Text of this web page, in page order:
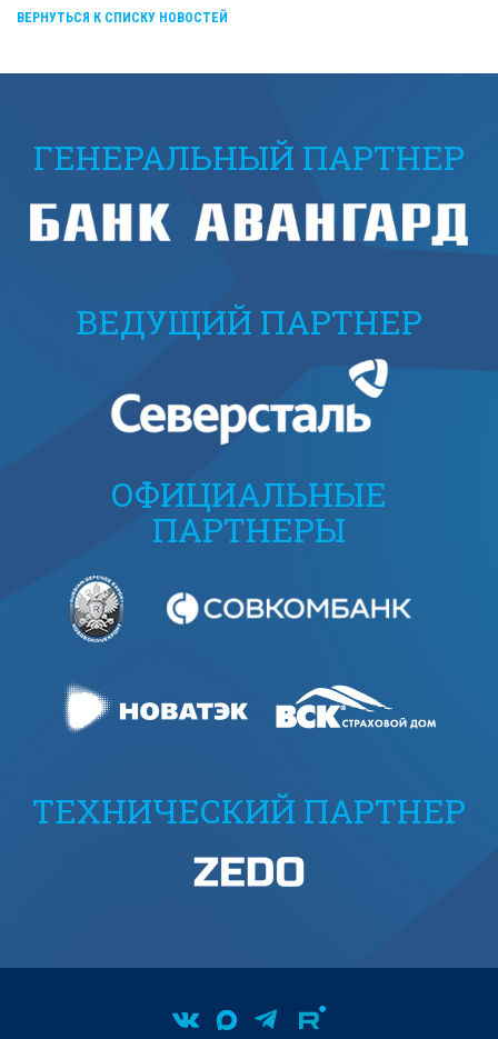
ВЕРНУТЬСЯ К СПИСКУ НОВОСТЕЙ
ГЕНЕРАЛЬНЫЙ ПАРТНЕР
ВЕДУЩИЙ ПАРТНЕР
ОФИЦИАЛЬНЫЕ
ПАРТНЕРЫ
ТЕХНИЧЕСКИЙ ПАРТНЕР